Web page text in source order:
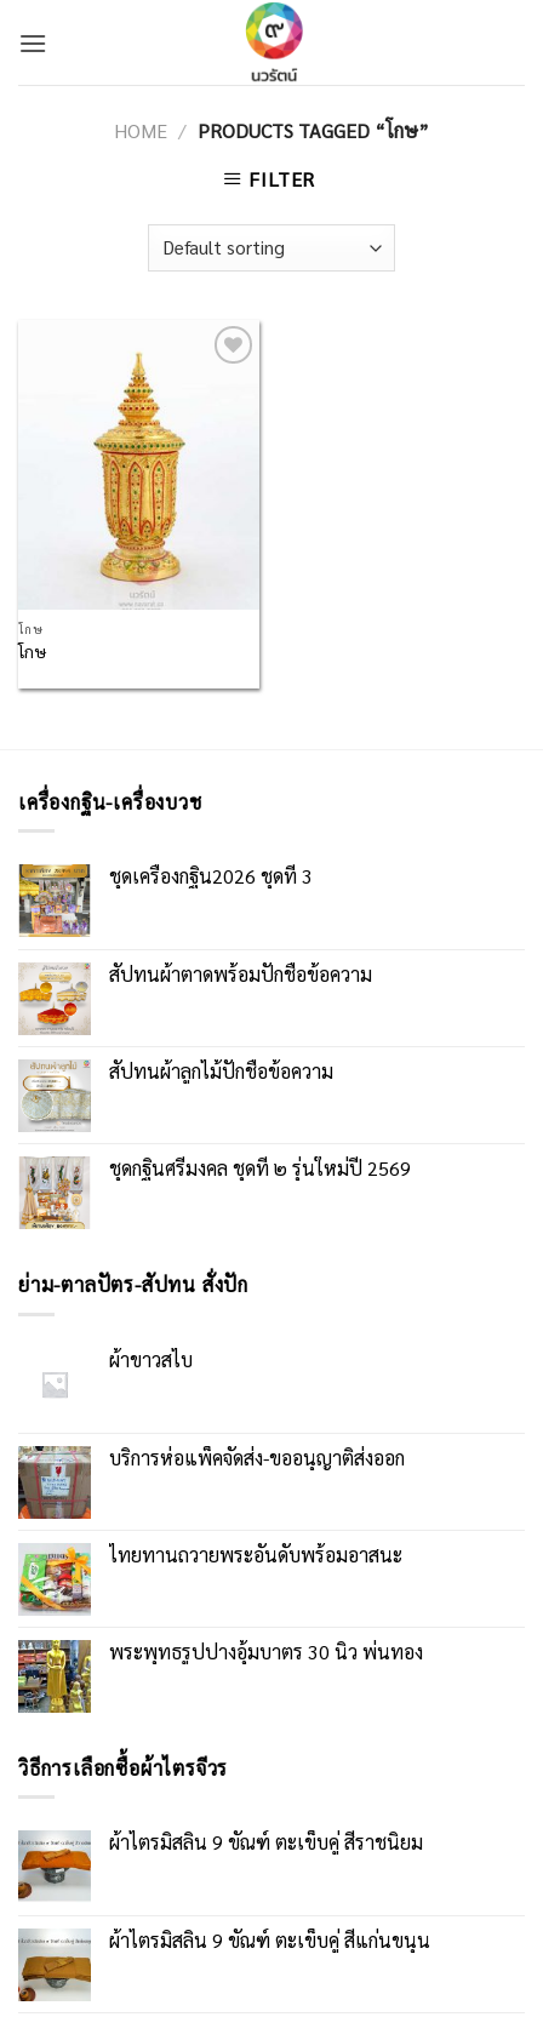
HOME / PRODUCTS TAGGED “โกษ”
FILTER
โกษ
โกษ
เครื่องกฐิน-เครื่องบวช
ชุดเครื่องกฐิน2026 ชุดที่ 3
สัปทนผ้าตาดพร้อมปักชื่อข้อความ
สัปทนผ้าลูกไม้ปักชื่อข้อความ
ชุดกฐินศรีมงคล ชุดที่ ๒ รุ่นใหม่ปี 2569
ย่าม-ตาลปัตร-สัปทน สั่งปัก
ผ้าขาวสไบ
บริการห่อแพ็คจัดส่ง-ขออนุญาติส่งออก
ไทยทานถวายพระอันดับพร้อมอาสนะ
พระพุทธรูปปางอุ้มบาตร 30 นิ้ว พ่นทอง
วิธีการเลือกซื้อผ้าไตรจีวร
ผ้าไตรมิสลิน 9 ขัณฑ์ ตะเข็บคู่ สีราชนิยม
ผ้าไตรมิสลิน 9 ขัณฑ์ ตะเข็บคู่ สีแก่นขนุน